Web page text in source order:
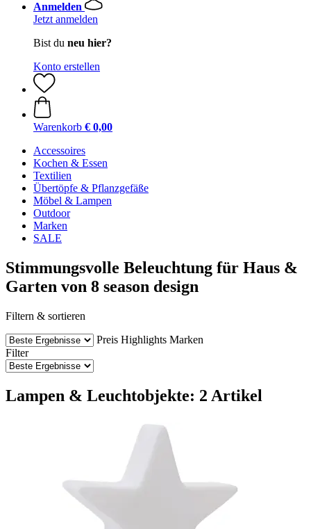
Anmelden
Jetzt anmelden
Bist du neu hier?
Konto erstellen
Warenkorb € 0,00
Accessoires
Kochen & Essen
Textilien
Übertöpfe & Pflanzgefäße
Möbel & Lampen
Outdoor
Marken
SALE
Stimmungsvolle Beleuchtung für Haus &
Garten von 8 season design
Filtern & sortieren
Preis Highlights Marken
Filter
Lampen & Leuchtobjekte: 2 Artikel